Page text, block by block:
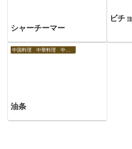
シャーチーマー
ビチョ
油条